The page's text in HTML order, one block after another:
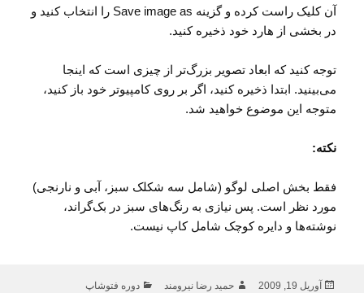
آن کلیک راست کرده و گزینه Save image as را انتخاب کنید و
در بخشی از هارد خود ذخیره کنید.
توجه کنید که ابعاد تصویر بزرگ‌تر از چیزی است که اینجا
می‌بینید. ابتدا ذخیره کنید، اگر بر روی کامپیوتر خود باز کنید،
متوجه این موضوع خواهید شد.
نکته:
فقط بخش اصلی لوگو (شامل سه شکلک سبز، آبی و نارنجی)
مورد نظر است. پس نیازی به رنگ‌های سبز در بک‌گراند،
نوشته‌ها و دایره کوچک شامل کاپ نیست.
ارسال
آوریل 19, 2009 نویسنده
حمید رضا نیرومند دسته‌ها
دوره فتوشاپ